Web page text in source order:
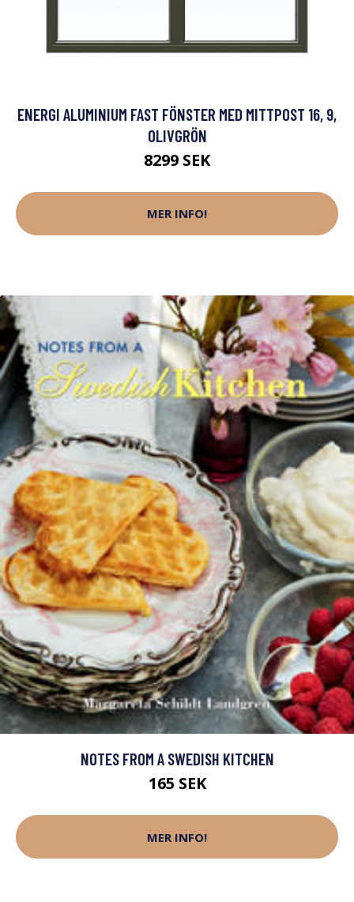
ENERGI ALUMINIUM FAST FÖNSTER MED MITTPOST 16, 9,
OLIVGRÖN
8299 SEK
MER INFO!
NOTES FROM A SWEDISH KITCHEN
165 SEK
MER INFO!